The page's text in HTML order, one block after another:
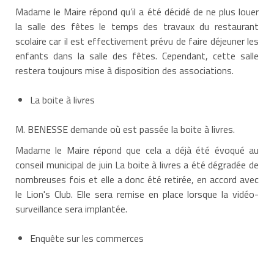
Madame le Maire répond qu’il a été décidé de ne plus louer
la salle des fêtes le temps des travaux du restaurant
scolaire car il est effectivement prévu de faire déjeuner les
enfants dans la salle des fêtes. Cependant, cette salle
restera toujours mise à disposition des associations.
La boite à livres
M. BENESSE demande où est passée la boite à livres.
Madame le Maire répond que cela a déjà été évoqué au
conseil municipal de juin La boite à livres a été dégradée de
nombreuses fois et elle a donc été retirée, en accord avec
le Lion's Club. Elle sera remise en place lorsque la vidéo-
surveillance sera implantée.
Enquête sur les commerces